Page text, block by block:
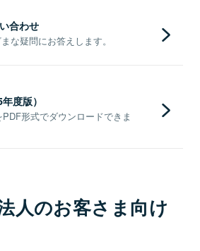
合わせ
な疑問にお答えします。
度版）
形式でダウンロードできま
人のお客さま向け